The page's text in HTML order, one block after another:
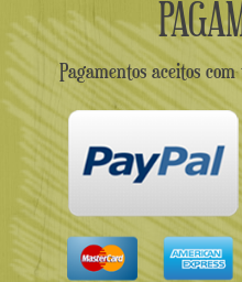
Pagamentos aceitos